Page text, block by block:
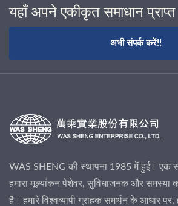
यहाँ अपने एकीकृत समाधान
अभी संपर्क करें!!
WAS SHENG की स्थापना 1985 में हुई। एक
हमारा मूल्यांकन पेशेवर, सुविधाजनक और समस्या
है। हमारे विश्वव्यापी ग्राहक समर्थन के आधार पर,